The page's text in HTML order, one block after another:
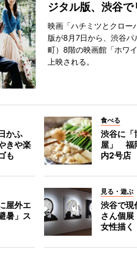
ジタル版、渋谷
映画「ハチミツとクロー
版が8月7日から、渋谷パ
町）8階の映画館「ホワ
上映される。
かふ
きや楽
も
食べる
渋谷に「
屋」 福
内2号店
屋外エ
暑」ス
見る・遊ぶ
渋谷で現
さん個
女性描く